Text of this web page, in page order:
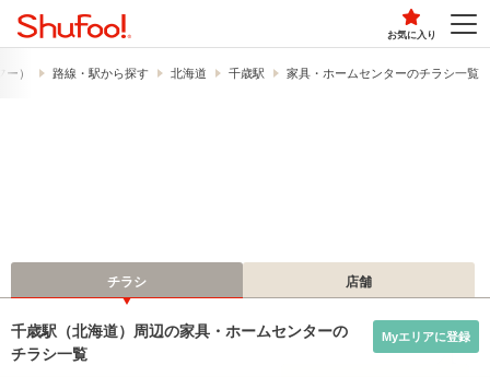
お気に入り
） 路線・駅から探す 北海道 千歳駅 家具・ホームセンターのチラシ一覧
チラシ 店舗
千歳駅（北海道）周辺の家具・ホームセンターの
チラシ一覧
Myエリアに登録